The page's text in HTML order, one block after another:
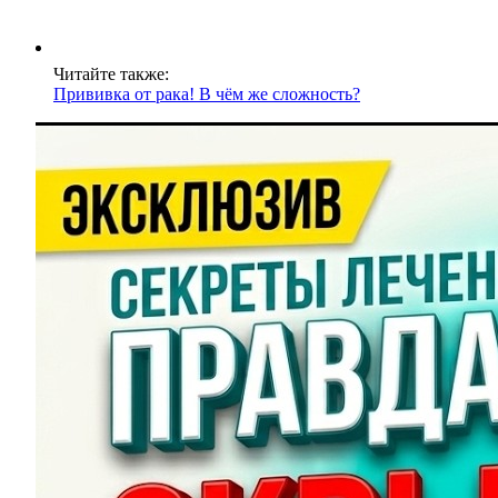
Читайте также:
Прививка от рака! В чём же сложность?